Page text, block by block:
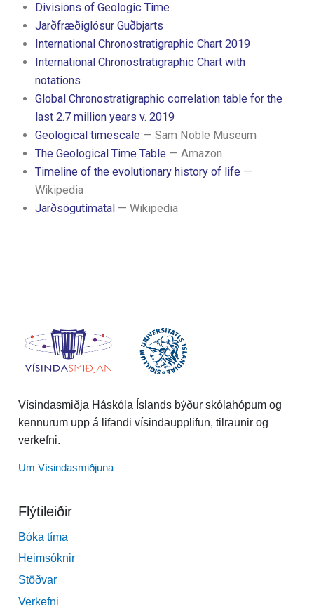
Divisions of Geologic Time
Jarðfræðiglósur Guðbjarts
International Chronostratigraphic Chart 2019
International Chronostratigraphic Chart with
notations
Global Chronostratigraphic correlation table for the
last 2.7 million years v. 2019
Geological timescale — Sam Noble Museum
The Geological Time Table — Amazon
Timeline of the evolutionary history of life —
Wikipedia
Jarðsögutímatal — Wikipedia
Vísindasmiðja Háskóla Íslands býður skólahópum og
kennurum upp á lifandi vísindaupplifun, tilraunir og
verkefni.
Um Vísindasmiðjuna
Flýtileiðir
Bóka tíma
Heimsóknir
Stöðvar
Verkefni